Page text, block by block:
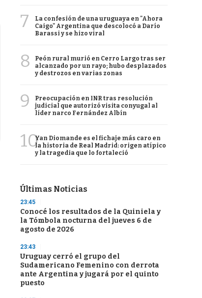
7
La confesión de una uruguaya en "Ahora
Caigo" Argentina que descolocó a Darío
Barassi y se hizo viral
8
Peón rural murió en Cerro Largo tras ser
alcanzado por un rayo; hubo desplazados
y destrozos en varias zonas
9
Preocupación en INR tras resolución
judicial que autorizó visita conyugal al
líder narco Fernández Albín
10Yan Diomande es el fichaje más caro en
la historia de Real Madrid: origen atípico
y la tragedia que lo fortaleció
Últimas Noticias
23:45
Conocé los resultados de la Quiniela y
la Tómbola nocturna del jueves 6 de
agosto de 2026
23:43
Uruguay cerró el grupo del
Sudamericano Femenino con derrota
ante Argentina y jugará por el quinto
puesto